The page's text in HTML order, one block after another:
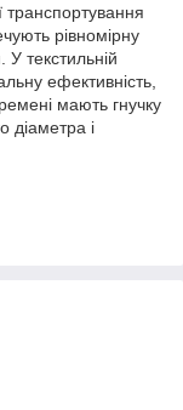
транспортування
рівномірну
текстильній
ефективність,
ремені мають гнучку
діаметра і